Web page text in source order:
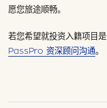
愿您旅途顺畅。
若您希望就投资入籍项目
PassPro 资深顾问沟通。